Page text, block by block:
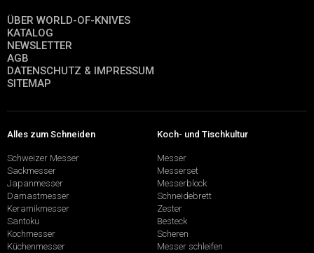
ÜBER WORLD-OF-KNIVES
KATALOG
NEWSLETTER
AGB
DATENSCHUTZ & IMPRESSUM
SITEMAP
Alles zum Schneiden
Schweizer Messer
Sackmesser
Japanmesser
Damastmesser
Keramikmesser
Santoku
Kochmesser
Küchenmesser
Koch- und Tischkultur
Messer
Messerset
Messerblock
Schneidebrett
Zester
Besteck
Scheren
Messer schleifen